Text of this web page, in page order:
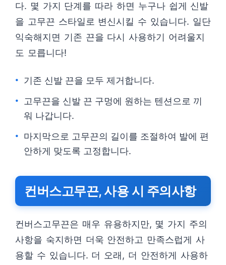
다. 몇 가지 단계를 따라 하면 누구나 쉽게 신발
을 고무끈 스타일로 변신시킬 수 있습니다. 일단
익숙해지면 기존 끈을 다시 사용하기 어려울지
도 모릅니다!
기존 신발 끈을 모두 제거합니다.
고무끈을 신발 끈 구멍에 원하는 텐션으로 끼
워 나갑니다.
마지막으로 고무끈의 길이를 조절하여 발에 편
안하게 맞도록 고정합니다.
컨버스고무끈, 사용 시 주의사항
컨버스고무끈은 매우 유용하지만, 몇 가지 주의
사항을 숙지하면 더욱 안전하고 만족스럽게 사
용할 수 있습니다. 더 오래, 더 안전하게 사용하